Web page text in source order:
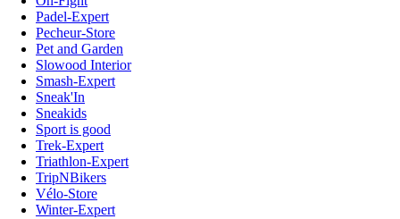
Padel-Expert
Pecheur-Store
Pet and Garden
Slowood Interior
Smash-Expert
Sneak'In
Sneakids
Sport is good
Trek-Expert
Triathlon-Expert
TripNBikers
Vélo-Store
Winter-Expert